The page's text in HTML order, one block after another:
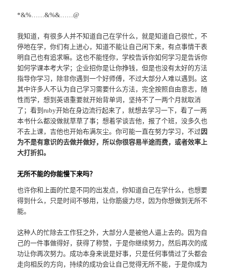
*&%……&%&……@
我知道，有很多人并不知道自己在学什么，就是知道自己很忙，不
停地在学，你们有上进心，知道不能让自己闲下来，有点事情干表
明自己也有追求嘛。这也不能怪你，学校告诉你如何学习是告诉你
如何学课本考大学；企业招你是让你挣钱，但是也没有太好的方法
指导你学习，除非你遇到一个好师傅，不过大部分人难以遇到。这
其中许多人不认为自己学习需要什么方法，完全按照自由意志，随
性而学，想到英语重要就开始背单词，坚持不了一两个月就取消
了；看到ruby开始在身边流行起来了，就想去学习一下，看了一两
本书什么都没做就草草了事；想着学谈吉他，报了个班，没多久也
不去上课，吉他也开始布满灰尘。你可能一直在努力学习，不过因
为不是有意识的去做并做好，所以你很容易半途而费，或者效率上
大打折扣。
无所不能的你能慢下来吗？
也许你和上面的忙是不同的出发点，你知道自己在学什么，也想要
得到什么，只是时间不够用，让你筋疲力尽，因为你想做到无所不
能。
这种人的忙除去工作狂之外，大部分人是被他人逼上去的。因为自
己的一件事做得好，获得了称赞，于是你继续努力，然后再次的成
功让你再次努力。成功本身来说是好事，只是任何事情过了头都会
走向相反的方向，持续的成功会让自己觉得无所不能，于是你成为